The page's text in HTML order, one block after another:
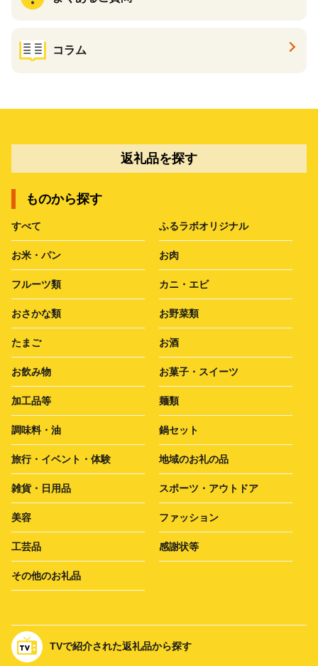
コラム
返礼品を探す
ものから探す
すべて ふるラボオリジナル
お米・パン お肉
フルーツ類 カニ・エビ
おさかな類 お野菜類
たまご お酒
お飲み物 お菓子・スイーツ
加工品等 麺類
調味料・油 鍋セット
旅行・イベント・体験 地域のお礼の品
雑貨・日用品 スポーツ・アウトドア
美容 ファッション
工芸品 感謝状等
その他のお礼品
TVで紹介された返礼品から探す